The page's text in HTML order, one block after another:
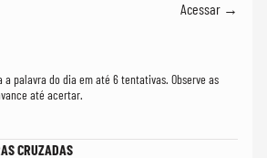
Acessar →
a palavra do dia em até 6 tentativas. Observe as
até acertar.
CRUZADAS